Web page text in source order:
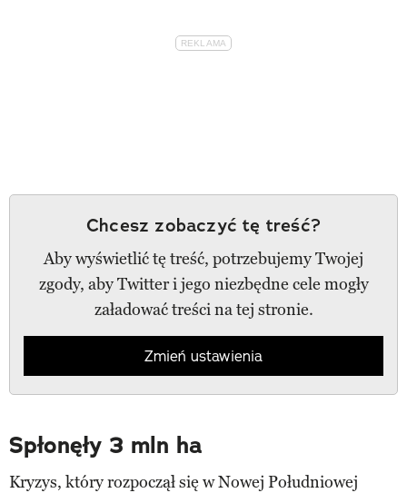
Chcesz zobaczyć tę treść?
Aby wyświetlić tę treść, potrzebujemy Twojej
zgody, aby Twitter i jego niezbędne cele mogły
załadować treści na tej stronie.
Zmień ustawienia
Spłonęły 3 mln ha
Kryzys, który rozpoczął się w Nowej Południowej